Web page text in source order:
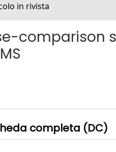
in rivista
comparison
completa (DC)